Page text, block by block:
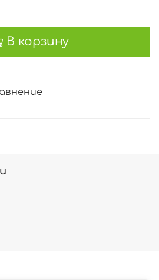
В корзину